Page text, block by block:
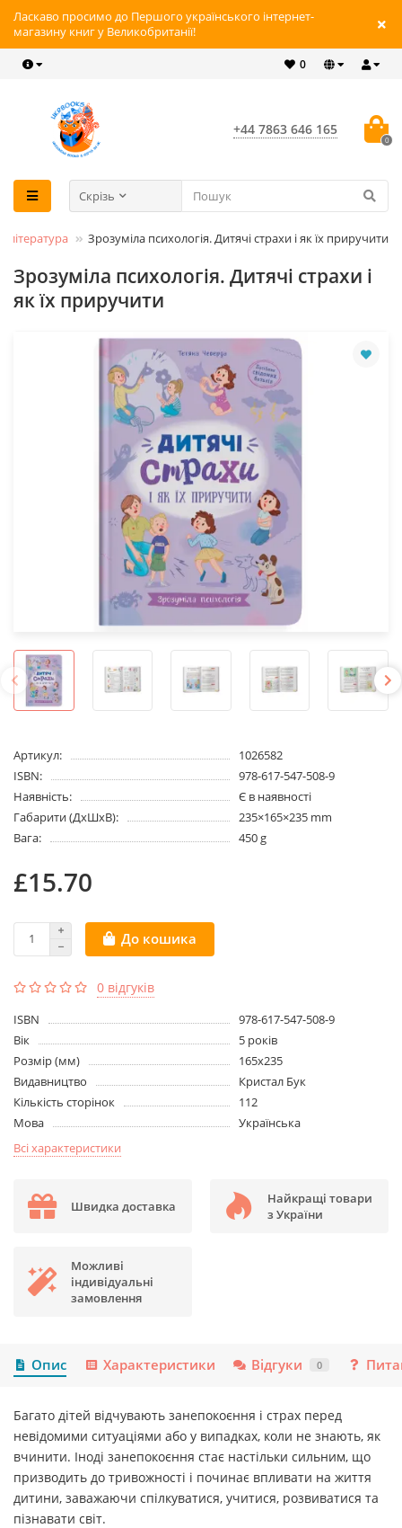
Ласкаво просимо до Першого українського інтернет-
магазину книг у Великобританії!
0
+44 7863 646 165
0
Скрізь
література Зрозуміла психологія. Дитячі страхи і як їх приручити
Зрозуміла психологія. Дитячі страхи і
як їх приручити
Артикул:
1026582
ISBN:
978-617-547-508-9
Наявність:
Є в наявності
Габарити (ДхШхВ):
235×165×235 mm
Вага:
450 g
£15.70
До кошика
0 відгуків
ISBN
978-617-547-508-9
Вік
5 років
Розмір (мм)
165х235
Видавництво
Кристал Бук
Кількість сторінок
112
Мова
Українська
Всі характеристики
Швидка доставка
Найкращі товари
з України
Можливі
індивідуальні
замовлення
Опис Характеристики Відгуки 0
Багато дітей відчувають занепокоєння і страх перед
невідомими ситуаціями або у випадках, коли не знають, як
вчинити. Іноді занепокоєння стає настільки сильним, що
призводить до тривожності і починає впливати на життя
дитини, заважаючи спілкуватися, учитися, розвиватися та
пізнавати світ.